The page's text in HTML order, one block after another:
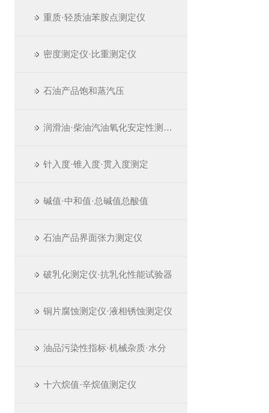
重质·轻质油苯胺点测定仪
密度测定仪·比重测定仪
石油产品饱和蒸汽压
润滑油·柴油汽油氧化安定性测定仪
针入度·锥入度·贯入度测定
碱值·中和值·总碱值总酸值
石油产品界面张力测定仪
破乳化测定仪·抗乳化性能试验器
铜片腐蚀测定仪·液相锈蚀测定仪
油品污染性指标·机械杂质·水分
十六烷值·辛烷值测定仪